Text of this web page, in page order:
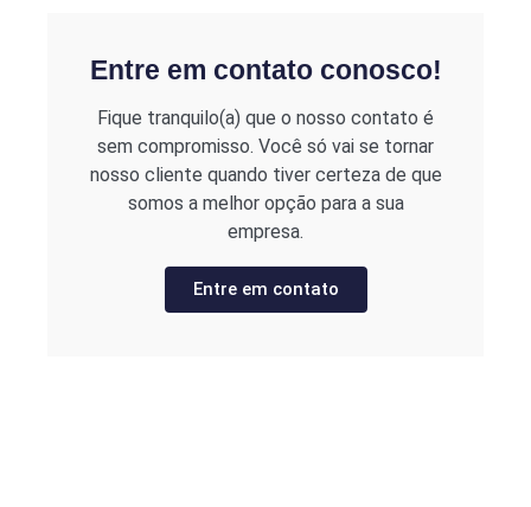
Entre em contato conosco!
Fique tranquilo(a) que o nosso contato é
sem compromisso. Você só vai se tornar
nosso cliente quando tiver certeza de que
somos a melhor opção para a sua
empresa.
Entre em contato